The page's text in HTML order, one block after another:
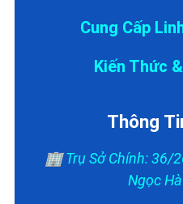
Cung Cấp
Kiến Thức
Thông
🏢 Trụ Sở Chính: 36/
Ngọc